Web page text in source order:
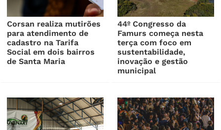
Corsan realiza mutirões
para atendimento de
cadastro na Tarifa
Social em dois bairros
de Santa Maria
44º Congresso da
Famurs começa nesta
terça com foco em
sustentabilidade,
inovação e gestão
municipal